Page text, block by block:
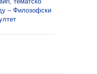
– Филозофски